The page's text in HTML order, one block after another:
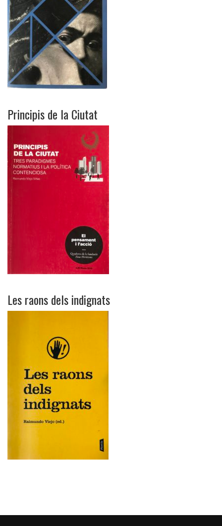
Principis de la Ciutat
Les raons dels indignats